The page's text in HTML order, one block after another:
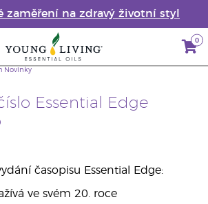
zaměření na zdravý životní styl
0
Novinky
Essential Edge
časopisu Essential Edge:
ve svém 20. roce